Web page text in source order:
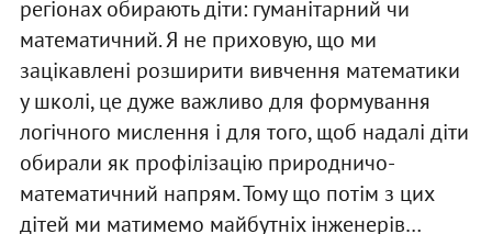
регіонах обирають діти: гуманітарний чи
математичний. Я не приховую, що ми
зацікавлені розширити вивчення математики
у школі, це дуже важливо для формування
логічного мислення і для того, щоб надалі діти
обирали як профілізацію природничо-
математичний напрям. Тому що потім з цих
дітей ми матимемо майбутніх інженерів…